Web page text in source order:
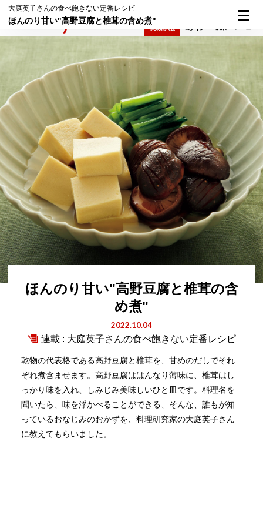
大庭英子さんの食べ飽きない定番レシピ
ほんのり甘い"高野豆腐と椎茸の含め煮"
ほんのり甘い"高野豆腐と椎茸の含
め煮"
2022.10.04
連載 : 大庭英子さんの食べ飽きない定番レシピ
乾物の代表格である高野豆腐と椎茸を、甘めのだしでそれ
ぞれ煮含ませます。高野豆腐ははんなり薄味に、椎茸はし
っかり味を入れ、しみじみ美味しいひと皿です。料理名を
聞いたら、味を浮かべることができる、そんな、誰もが知
っているおなじみのおかずを、料理研究家の大庭英子さん
に教えてもらいました。